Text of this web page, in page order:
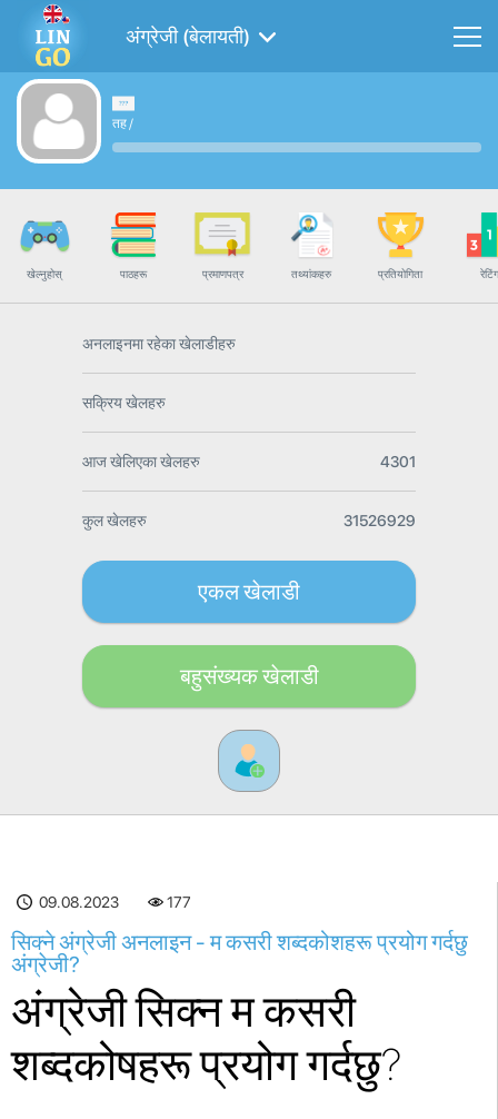
अंग्रेजी (बेलायती)
तह/
खेल्नुहोस् पाठहरू प्रमाणपत्र तथ्यांकहरु प्रतियोगिता रेटिंग
अनलाइनमा रहेका खेलाडीहरु
सक्रिय खेलहरु
आज खेलिएका खेलहरु 4301
कुल खेलहरु 31526929
एकल खेलाडी
बहुसंख्यक खेलाडी
09.08.2023 177
सिक्ने अंग्रेजी अनलाइन - म कसरी शब्दकोशहरू प्रयोग गर्दछु
अंग्रेजी?
अंग्रेजी सिक्न म कसरी
शब्दकोषहरू प्रयोग गर्दछु?